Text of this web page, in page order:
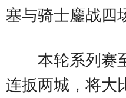
塞与骑士鏖战四
本轮系列赛
连扳两城，将大